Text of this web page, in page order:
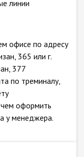
линии
офисе по адресу
365 или г.
377
по треминалу,
оформить
у менеджера.